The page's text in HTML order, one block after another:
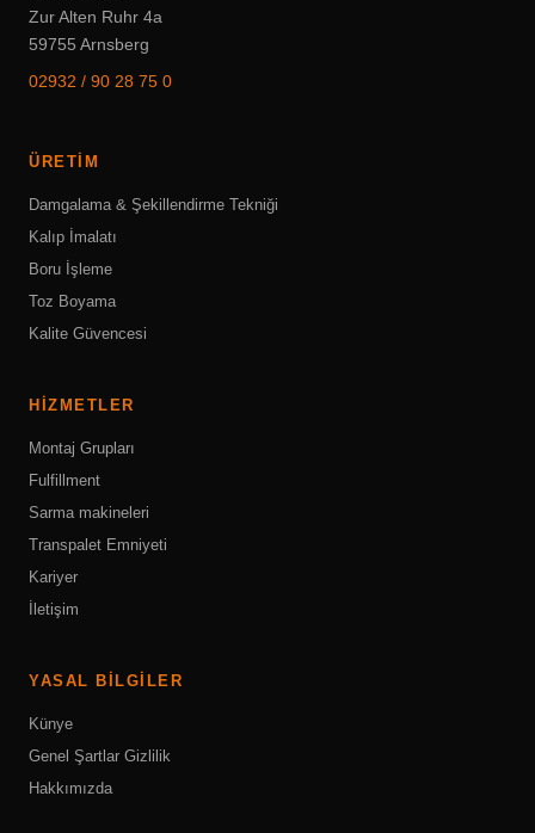
Zur Alten Ruhr 4a
59755 Arnsberg
02932 / 90 28 75 0
ÜRETIM
Damgalama & Şekillendirme Tekniği
Kalıp İmalatı
Boru İşleme
Toz Boyama
Kalite Güvencesi
HIZMETLER
Montaj Grupları
Fulfillment
Sarma makineleri
Transpalet Emniyeti
Kariyer
İletişim
YASAL BILGILER
Künye
Genel Şartlar Gizlilik
Hakkımızda